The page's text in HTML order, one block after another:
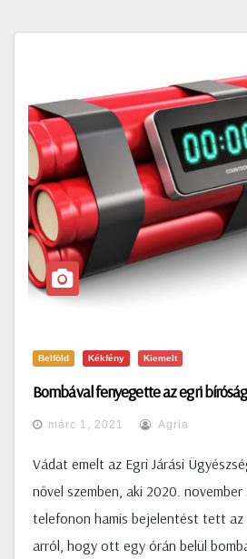
Belföld Kékfény Kiemelt
Bombával fenyegette az egri
márc 1, 2021 Agria
Vádat emelt az Egri Járási
nővel szemben, aki 2020.
telefonon hamis bejelentést tett az
arról, hogy ott egy órán belül